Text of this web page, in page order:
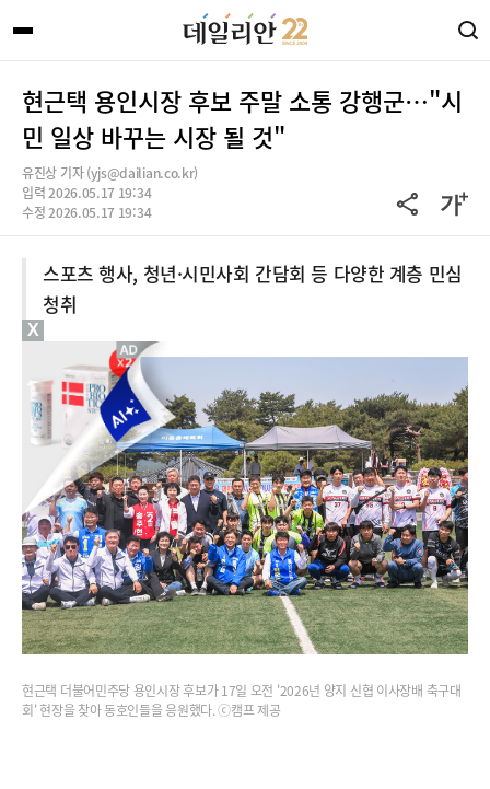
현근택 용인시장 후보 주말 소통 강행군…"시
민 일상 바꾸는 시장 될 것"
유진상 기자 (yjs@dailian.co.kr)
입력 2026.05.17 19:34
수정 2026.05.17 19:34
스포츠 행사, 청년·시민사회 간담회 등 다양한 계층 민심
청취
현근택 더불어민주당 용인시장 후보가 17일 오전 '2026년 양지 신협 이사장배 축구대
회' 현장을 찾아 동호인들을 응원했다. ⓒ캠프 제공
X